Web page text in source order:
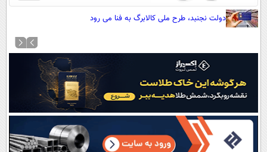
و
کردن
منو
صفحه اول
نظرسنجی
آب و هوا
سواد زندگی
دولت نجنبد، طرح ملی کالابرگ به فنا می رود